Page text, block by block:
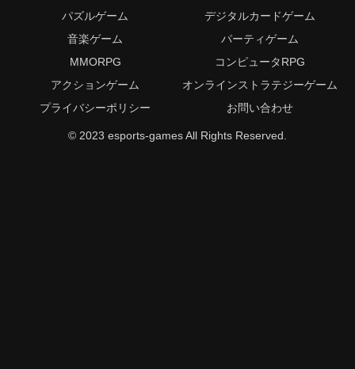
パズルゲーム
デジタルカードゲーム
音楽ゲーム
パーティゲーム
MMORPG
コンピュータRPG
アクションゲーム
オンラインストラテジーゲーム
プライバシーポリシー
お問い合わせ
© 2023 esports-games All Rights Reserved.